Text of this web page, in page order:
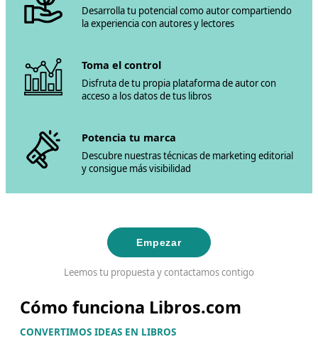
Desarrolla tu potencial como autor compartiendo
la experiencia con autores y lectores
Toma el control
Disfruta de tu propia plataforma de autor con
acceso a los datos de tus libros
Potencia tu marca
Descubre nuestras técnicas de marketing editorial
y consigue más visibilidad
Empezar
Leemos tu propuesta y contactamos contigo
Cómo funciona Libros.com
CONVERTIMOS IDEAS EN LIBROS